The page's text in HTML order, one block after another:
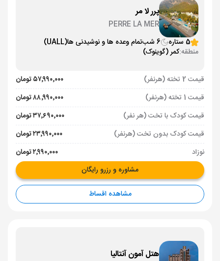
پرر لا مر
PERRE LA MER
5 ستاره
6 شب تمام وعده ها و نوشیدنی ها(UALL)
منطقه:کمر (گوینوک)
قیمت 2 تخته (هرنفر)
۵۷٬۹۹۰٬۰۰۰ تومان
قیمت 1 تخته (هرنفر)
۸۸٬۹۹۰٬۰۰۰ تومان
قیمت کودک با تخت (هر نفر)
۳۷٬۶۹۰٬۰۰۰ تومان
قیمت کودک بدون تخت (هرنفر)
۲۳٬۹۹۰٬۰۰۰ تومان
نوزاد
۲٬۹۹۰٬۰۰۰ تومان
مشاوره و رزرو رایگان
مشاهده اقساط
هتل آمون آنتالیا